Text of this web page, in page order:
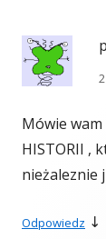
Mówie
HISTORII ,
nieżaleznie
Odpowiedz ↓